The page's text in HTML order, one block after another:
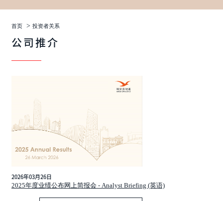
首页 > 投资者关系
公司推介
2026年03月26日
2025年度业绩公布网上简报会 - Analyst Briefing (英语)